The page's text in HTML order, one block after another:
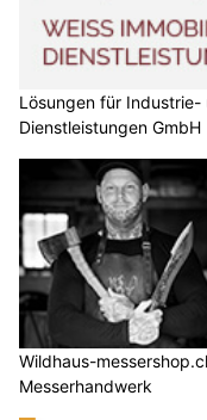
Lösungen für Industrie-
Dienstleistungen GmbH
Wildhaus-
Messerhandwerk